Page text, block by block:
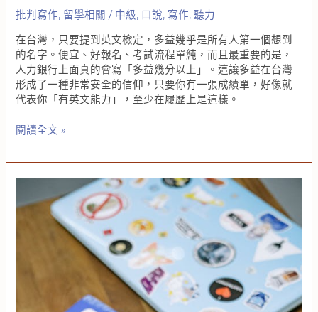
術
騙
了
多
久
批判寫作, 留學相關 / 中級, 口說, 寫作,聽力
在台灣，只要提到英文檢定，多益幾乎是所有人第一個想到
的名字。便宜、好報名、考試流程單純，而且最重要的是，
人力銀行上面真的會寫「多益幾分以上」。這讓多益在台灣
形成了一種非常安全的信仰，只要你有一張成績單，好像就
代表你「有英文能力」，至少在履歷上是這樣。
準
多
文
閱讀全文 »